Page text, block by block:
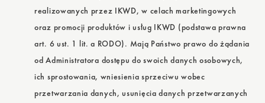
realizowanych przez IKWD, w celach marketingowych
oraz promocji produktów i usług IKWD (podstawa prawna
art. 6 ust. 1 lit. a RODO). Mają Państwo prawo do żądania
od Administratora dostępu do swoich danych osobowych,
ich sprostowania, wniesienia sprzeciwu wobec
przetwarzania danych, usunięcia danych przetwarzanych